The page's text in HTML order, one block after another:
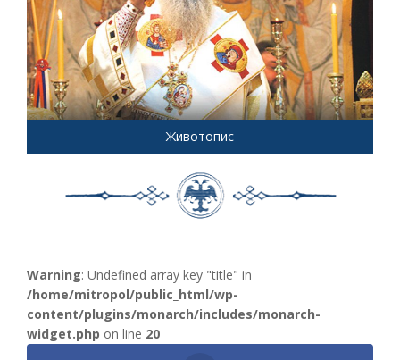
Животопис
Warning: Undefined array key "title" in
/home/mitropol/public_html/wp-
content/plugins/monarch/includes/monarch-
widget.php on line 20